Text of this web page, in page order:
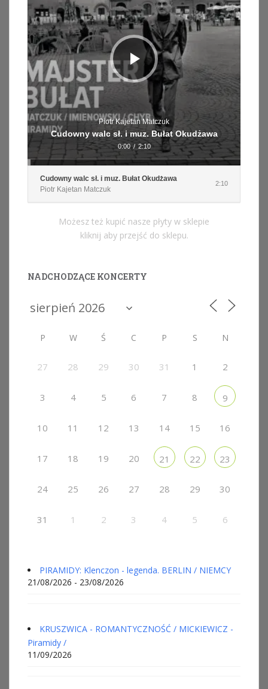
Piotr Kajetan Matczuk
Cudowny walc sł. i muz. Bułat Okudżawa
0:00 / 2:10
Cudowny walc sł. i muz. Bułat Okudżawa
Piotr Kajetan Matczuk
2:10
Możesz też kupić nasze płyty w sklepie
kliknij aby przejść do sklepu.
NADCHODZĄCE KONCERTY
P W Ś C P S N
27 28 29 30 31 1 2
3 4 5 6 7 8 9
10 11 12 13 14 15 16
17 18 19 20 21 22 23
24 25 26 27 28 29 30
31 1 2 3 4 5 6
PIRAMIDY: Klenczon - legenda. BERLIN / NIEMCY
21/08/2026 - 23/08/2026
KRUSZWICA - ROMANTYCZNOŚĆ / MICKIEWICZ -
Piramidy /
11/09/2026